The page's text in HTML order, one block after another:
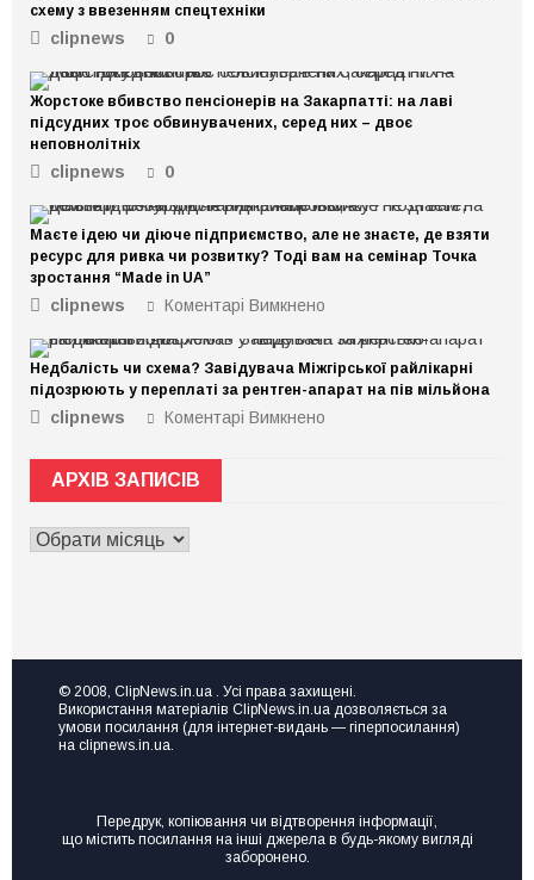
схему з ввезенням спецтехніки
clipnews 0
Жорстоке вбивство пенсіонерів на Закарпатті: на лаві
підсудних троє обвинувачених, серед них – двоє
неповнолітніх
clipnews 0
Маєте ідею чи діюче підприємство, але не знаєте, де взяти
ресурс для ривка чи розвитку? Тоді вам на семінар Точка
зростання “Made in UA”
clipnews Коментарі Вимкнено
ідею
чи
діюче
розвитку?
Тоді
вам
на
“Made
Недбалість чи схема? Завідувача Міжгірської райлікарні
підозрюють у переплаті за рентген-апарат на пів мільйона
clipnews Коментарі Вимкнено
за
апарат
на
АРХІВ ЗАПИСІВ
АРХІВ
ЗАПИСІВ
© 2008, ClipNews.in.ua . Усі права захищені.
Використання матеріалів ClipNews.in.ua дозволяється за
умови посилання (для інтернет-видань — гіперпосилання)
на clipnews.in.ua.
Передрук, копіювання чи відтворення інформації,
що містить посилання на інші джерела в будь-якому вигляді
заборонено.